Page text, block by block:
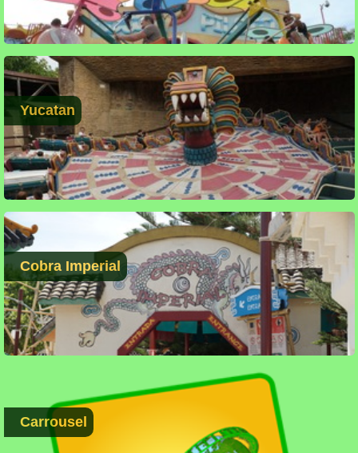
Yucatan
Cobra Imperial
Carrousel